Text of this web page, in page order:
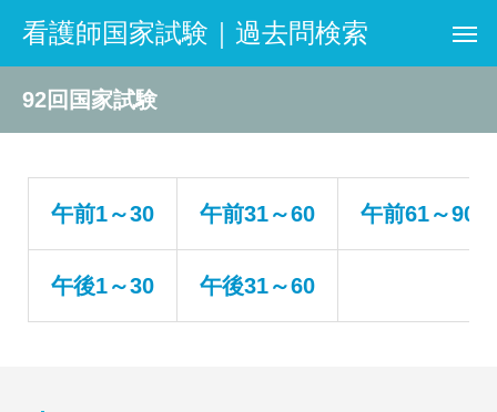
看護師国家試験｜過去問検索
92回国家試験
午前1～30 午前31～60 午前61～90
午後1～30 午後31～60